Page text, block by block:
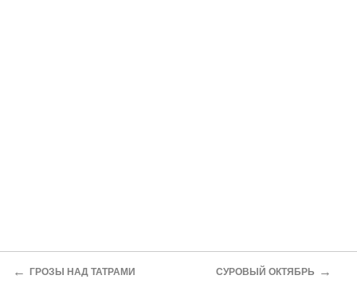
← ГРОЗЫ НАД ТАТРАМИ СУРОВЫЙ ОКТЯБРЬ →